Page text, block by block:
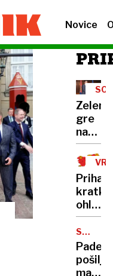
Novice
gre
na
obisk
k
Vučiću:
"To
je za
Ruse
v
obraz"
Prihaja
suši
pa ni
videti
konca
NAKUPI
Padec
pošiljk
malih